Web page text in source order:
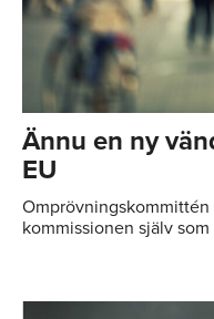
Ännu en ny
EU
Omprövningskommittén
kommissionen själv